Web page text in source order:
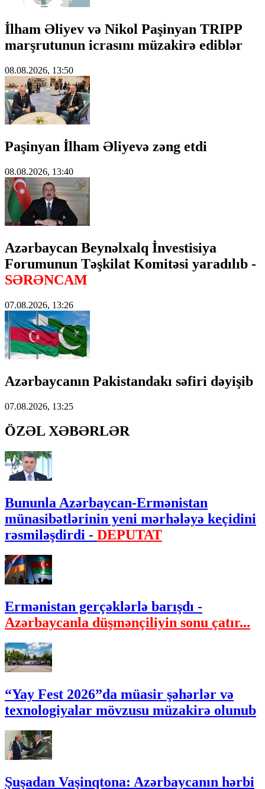
İlham Əliyev və Nikol Paşinyan TRIPP
marşrutunun icrasını müzakirə ediblər
08.08.2026, 13:50
Paşinyan İlham Əliyevə zəng etdi
08.08.2026, 13:40
Azərbaycan Beynəlxalq İnvestisiya
Forumunun Təşkilat Komitəsi yaradılıb -
SƏRƏNCAM
07.08.2026, 13:26
Azərbaycanın Pakistandakı səfiri dəyişib
07.08.2026, 13:25
ÖZƏL XƏBƏRLƏR
Bununla Azərbaycan-Ermənistan
münasibətlərinin yeni mərhələyə keçidini
rəsmiləşdirdi - DEPUTAT
Ermənistan gerçəklərlə barışdı -
Azərbaycanla düşmənçiliyin sonu çatır...
“Yay Fest 2026”da müasir şəhərlər və
texnologiyalar mövzusu müzakirə olunub
Şuşadan Vaşinqtona: Azərbaycanın hərbi